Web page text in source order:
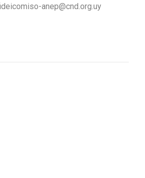
anep@cnd.org.uy